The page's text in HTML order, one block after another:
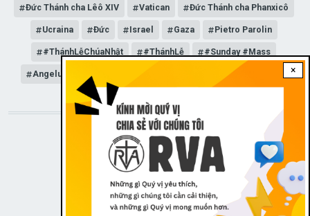
×
Đức Thánh cha Lêô XIV Vatican Đức Thánh cha Phanxicô
Ucraina Đức Israel Gaza Pietro Parolin
#ThánhLễChúaNhật #ThánhLễ #Sunday #Mass
Angelus Đức Giáo hoàng Lêô XIV General Audience
STAY CONNECTED WITH US!